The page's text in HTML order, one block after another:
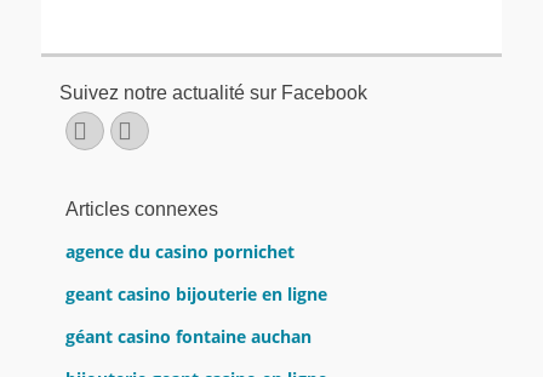
Suivez notre actualité sur Facebook
Facebook
E-
mail
Articles connexes
agence du casino pornichet
geant casino bijouterie en ligne
géant casino fontaine auchan